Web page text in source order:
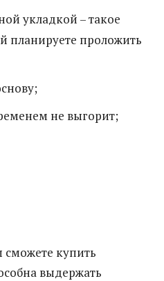
укладкой – такое
планируете проложить
не выгорит;
купить
выдержать